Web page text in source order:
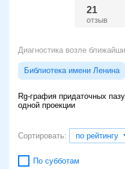
21
отзыв
Диагностика возле
Библиотека имени Ленина
Rg-графия придаточных
одной проекции
Сортировать: по рейтингу
По субботам